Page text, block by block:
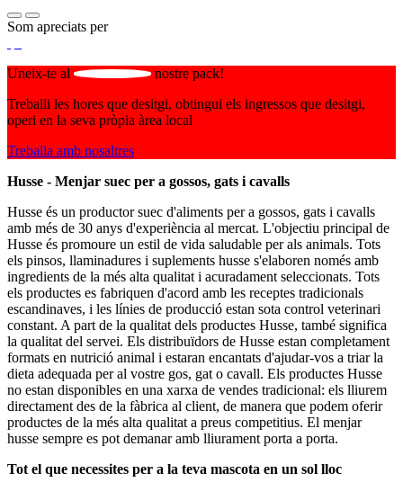
Som apreciats per
Uneix-te al
nostre pack!
Treballi les hores que desitgi, obtingui els ingressos que desitgi,
operi en la seva pròpia àrea local
Treballa amb nosaltres
Husse - Menjar suec per a gossos, gats i cavalls
Husse és un productor suec d'aliments per a gossos, gats i cavalls
amb més de 30 anys d'experiència al mercat. L'objectiu principal de
Husse és promoure un estil de vida saludable per als animals. Tots
els pinsos, llaminadures i suplements husse s'elaboren només amb
ingredients de la més alta qualitat i acuradament seleccionats. Tots
els productes es fabriquen d'acord amb les receptes tradicionals
escandinaves, i les línies de producció estan sota control veterinari
constant. A part de la qualitat dels productes Husse, també significa
la qualitat del servei. Els distribuïdors de Husse estan completament
formats en nutrició animal i estaran encantats d'ajudar-vos a triar la
dieta adequada per al vostre gos, gat o cavall. Els productes Husse
no estan disponibles en una xarxa de vendes tradicional: els lliurem
directament des de la fàbrica al client, de manera que podem oferir
productes de la més alta qualitat a preus competitius. El menjar
husse sempre es pot demanar amb lliurament porta a porta.
Tot el que necessites per a la teva mascota en un sol lloc